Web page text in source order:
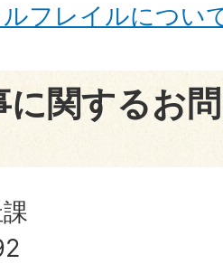
フレイルについ
に関するお